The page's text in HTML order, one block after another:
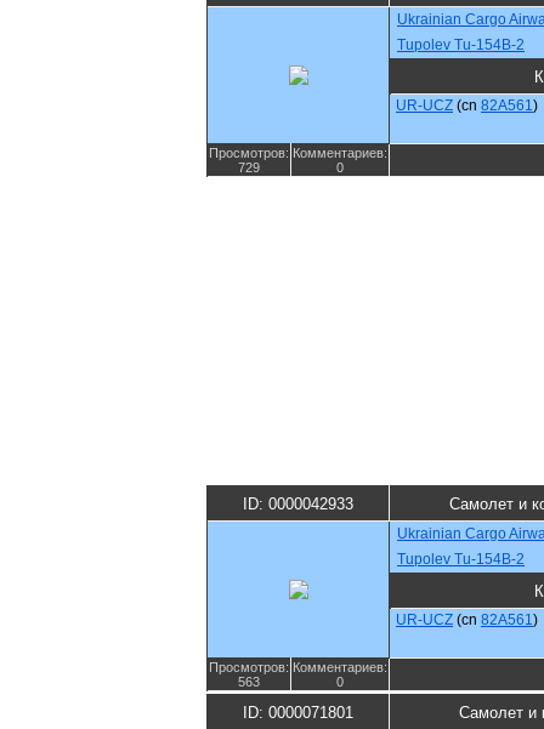
Ukrainian Cargo
Tupolev Tu-154B-2
UR-UCZ (cn 82A561)
Просмотров:
729
Комментариев:
0
ID: 0000042933 Самолет и
Ukrainian Cargo
Tupolev Tu-154B-2
UR-UCZ (cn 82A561)
Просмотров:
563
Комментариев:
0
ID: 0000071801 Самолет и